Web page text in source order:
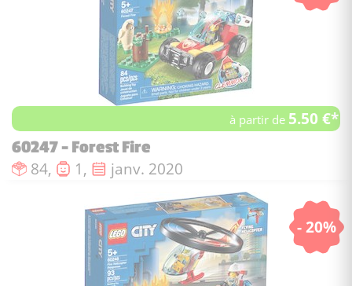
à partir de 5.50 €*
60247 - Forest Fire
Nombre de pièces :
84, Nombre de figurines :
1, Date de sortie :
janv. 2020
- 20%